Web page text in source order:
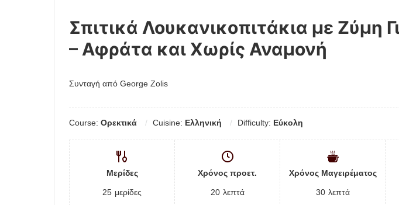
Σπιτικά Λουκανικοπιτάκια με Ζύμη
– Αφράτα και Χωρίς Αναμονή
Συνταγή από George Zolis
Course: Ορεκτικά Cuisine: Ελληνική Difficulty: Εύκολη
Μερίδες
25 μερίδες
Χρόνος προετ.
20 λεπτά
Χρόνος Μαγειρέματος
30 λεπτά